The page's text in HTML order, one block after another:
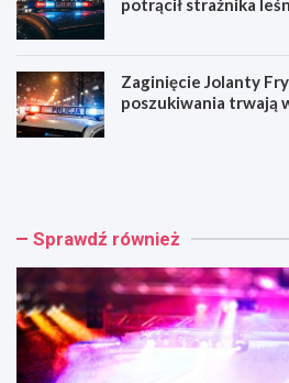
potrącił strażnika
Zaginięcie Jolanty
poszukiwania trwają
C
n
a
r
N
r
n
i
Sprawdź również